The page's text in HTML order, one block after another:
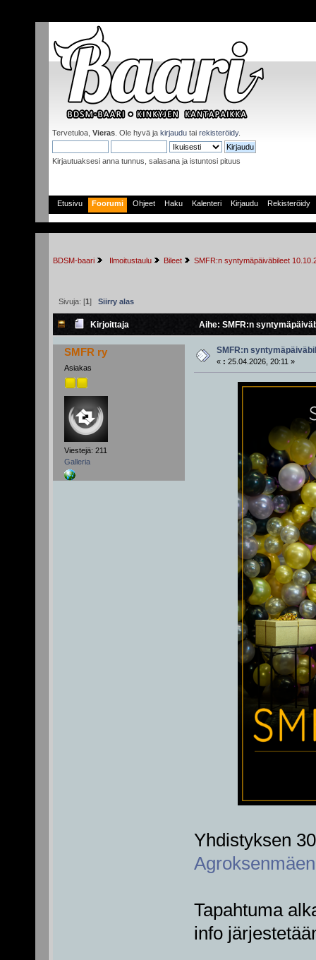
Tervetuloa, Vieras . Ole hyvä ja kirjaudu tai rekisteröidy.
Kirjautuaksesi anna tunnus, salasana ja istuntosi pituus
Etusivu Foorumi Ohjeet Haku Kalenteri Kirjaudu Rekisteröidy
BDSM-baari Ilmoitustaulu Bileet SMFR:n syntymäpäiväbileet
Sivuja: [1] Siirry alas
Kirjoittaja Aihe: SMFR:n
SMFR ry
Asiakas
Viestejä: 211
Galleria
SMFR:n
« : 25.04.2026, 20:11 »
Yhdistyksen
Tapahtuma
info